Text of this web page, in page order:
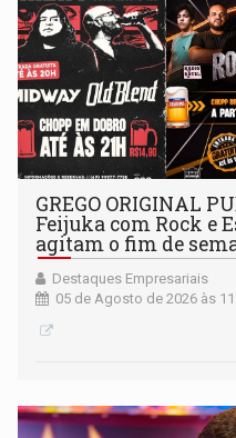
GREGO ORIGINAL
Feijuka com Rock e
agitam o fim de
Destaques Empresariais
05 de Agosto de 2026 às